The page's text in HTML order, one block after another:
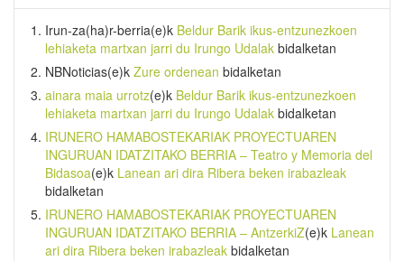
Irun-za(ha)r-berria(e)k Beldur Barik ikus-entzunezkoen
lehiaketa martxan jarri du Irungo Udalak bidalketan
NBNoticias(e)k Zure ordenean bidalketan
ainara maia urrotz(e)k Beldur Barik ikus-entzunezkoen
lehiaketa martxan jarri du Irungo Udalak bidalketan
IRUNERO HAMABOSTEKARIAK PROYECTUAREN
INGURUAN IDATZITAKO BERRIA – Teatro y Memoria del
Bidasoa(e)k Lanean ari dira Ribera beken irabazleak
bidalketan
IRUNERO HAMABOSTEKARIAK PROYECTUAREN
INGURUAN IDATZITAKO BERRIA – AntzerkiZ(e)k Lanean
ari dira Ribera beken irabazleak bidalketan